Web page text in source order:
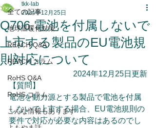
全ての記事
地球温暖化対策
REACH Q&A
REACH コラム
RoHS Q&A
RoHS コラム
こんな情報もあります
Q706.電池を付属しないで
上市する製品のEU電池規
則対応について
tkk-lab
2024年12月25日
2024年12月25日更新
【質問】
電池を動力源とする製品で電池を付属
しないで上市する場合、EU電池規則の
要件で対応が必要な内容はあるのでし